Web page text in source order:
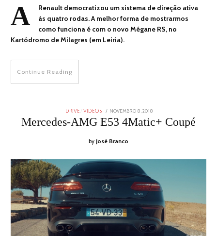
A
Renault democratizou um sistema de direção ativa
às quatro rodas. A melhor forma de mostrarmos
como funciona é com o novo Mégane RS, no
Kartódromo de Milagres (em Leiria).
Continue Reading
DRIVE VIDEOS
POSTED
ON
NOVEMBRO 8, 2018
2018
Mercedes-AMG E53 4Matic+ Coupé
by José Branco